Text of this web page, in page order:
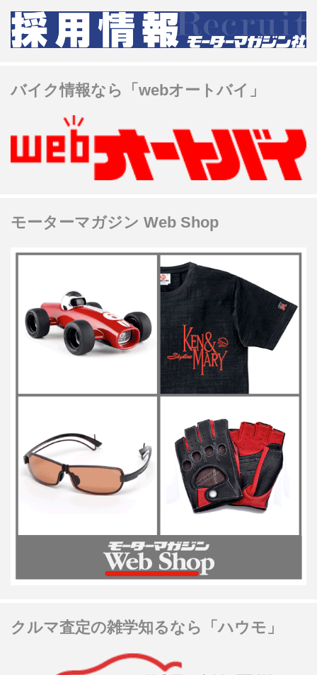
バイク情報なら「webオートバイ」
モーターマガジン Web Shop
クルマ査定の雑学知るなら「ハウモ」